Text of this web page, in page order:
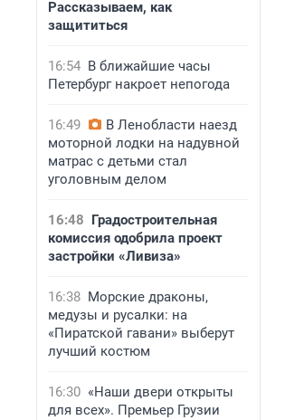
Рассказываем, как
защититься
16:54 В ближайшие часы
Петербург накроет непогода
16:49
В Ленобласти наезд
моторной лодки на надувной
матрас с детьми стал
уголовным делом
16:48 Градостроительная
комиссия одобрила проект
застройки «Ливиза»
16:38 Морские драконы,
медузы и русалки: на
«Пиратской гавани» выберут
лучший костюм
16:30 «Наши двери открыты
для всех». Премьер Грузии